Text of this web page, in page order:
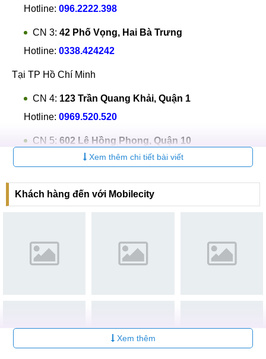
Hotline: 096.2222.398
CN 3: 42 Phố Vọng, Hai Bà Trưng
Hotline: 0338.424242
Tại TP Hồ Chí Minh
CN 4: 123 Trần Quang Khải, Quận 1
Hotline: 0969.520.520
CN 5: 602 Lê Hồng Phong, Quận 10
097.3333.602
Tại Đà Nẵng
CN 6:97 Hàm Nghi, Q.Thanh Khê
Xem thêm chi tiết bài viết
Khách hàng đến với Mobilecity
Xem thêm